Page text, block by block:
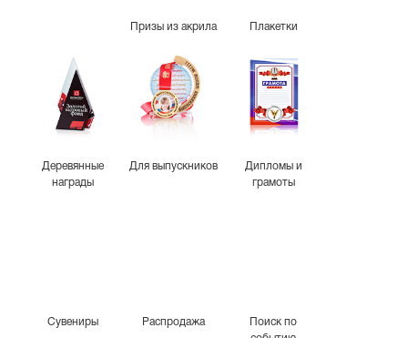
Призы из акрила Плакетки
Деревянные
награды
Для выпускников
Дипломы и
грамоты
Сувениры Распродажа
Поиск по